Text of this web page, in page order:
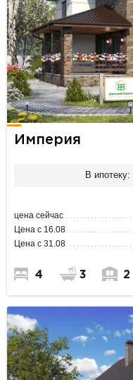
Империя
В ипотеку:
цена сейчас
Цена с 16.08
Цена с 31.08
4 3 2